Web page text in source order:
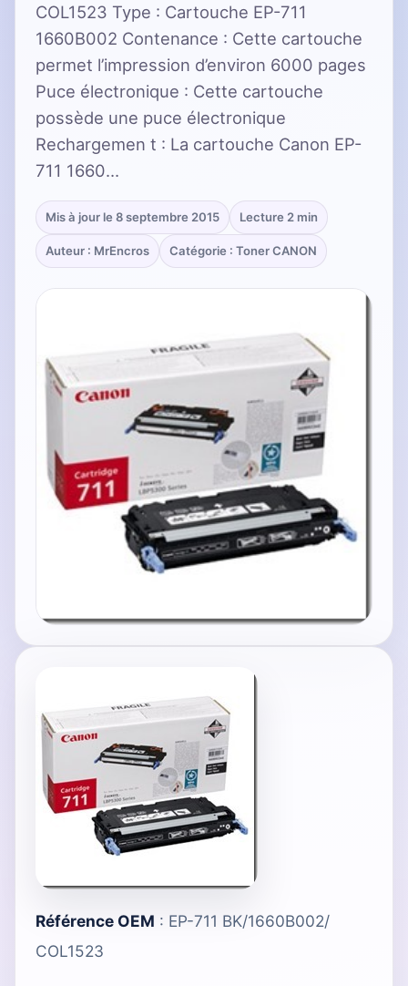
COL1523 Type : Cartouche EP-711
1660B002 Contenance : Cette cartouche
permet l’impression d’environ 6000 pages
Puce électronique : Cette cartouche
possède une puce électronique
Rechargemen t : La cartouche Canon EP-
711 1660…
Mis à jour le 8 septembre 2015 Lecture 2 min
Auteur : MrEncros Catégorie : Toner CANON
Référence OEM : EP-711 BK/1660B002/
COL1523